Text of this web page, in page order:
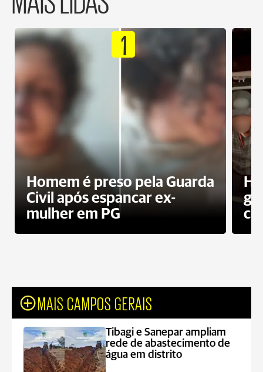
1
Homem é preso pela Guarda
Civil após espancar ex-
mulher em PG
MAIS CAMPOS GERAIS
Tibagi e Sanepar ampliam
rede de abastecimento de
água em distrito